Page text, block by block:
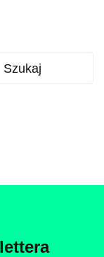
Szukaj